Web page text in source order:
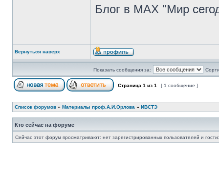
Блог в МАХ "Мир
Вернуться наверх
Показать сообщения за:
Страница 1 из 1 [ 1 сообщение ]
Список форумов » Материалы проф.А.И.Орлова » ИВСТЭ
Кто сейчас на форуме
Сейчас этот форум просматривают: нет зарегистрированных пользователей и